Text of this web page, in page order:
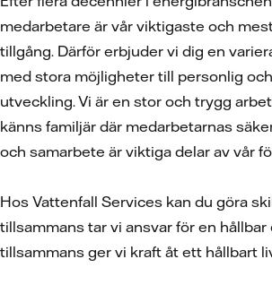
medarbetare är vår viktigaste och
tillgång. Därför erbjuder vi dig en
med stora möjligheter till personlig
utveckling. Vi är en stor och trygg
känns familjär där medarbetarnas
och samarbete är viktiga delar av vår
Hos Vattenfall Services kan du göra
tillsammans tar vi ansvar för en
tillsammans ger vi kraft åt ett hållbart